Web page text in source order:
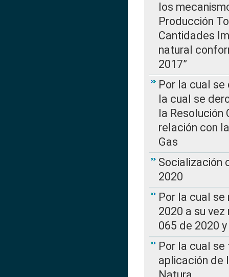
los
Producción
Cantidades
natural
2017”
Por la cual
la cual se
la Resolución
relación con
Gas
Socialización
2020
Por la cual se
2020 a su
065 de 2020
Por la cual
aplicación de